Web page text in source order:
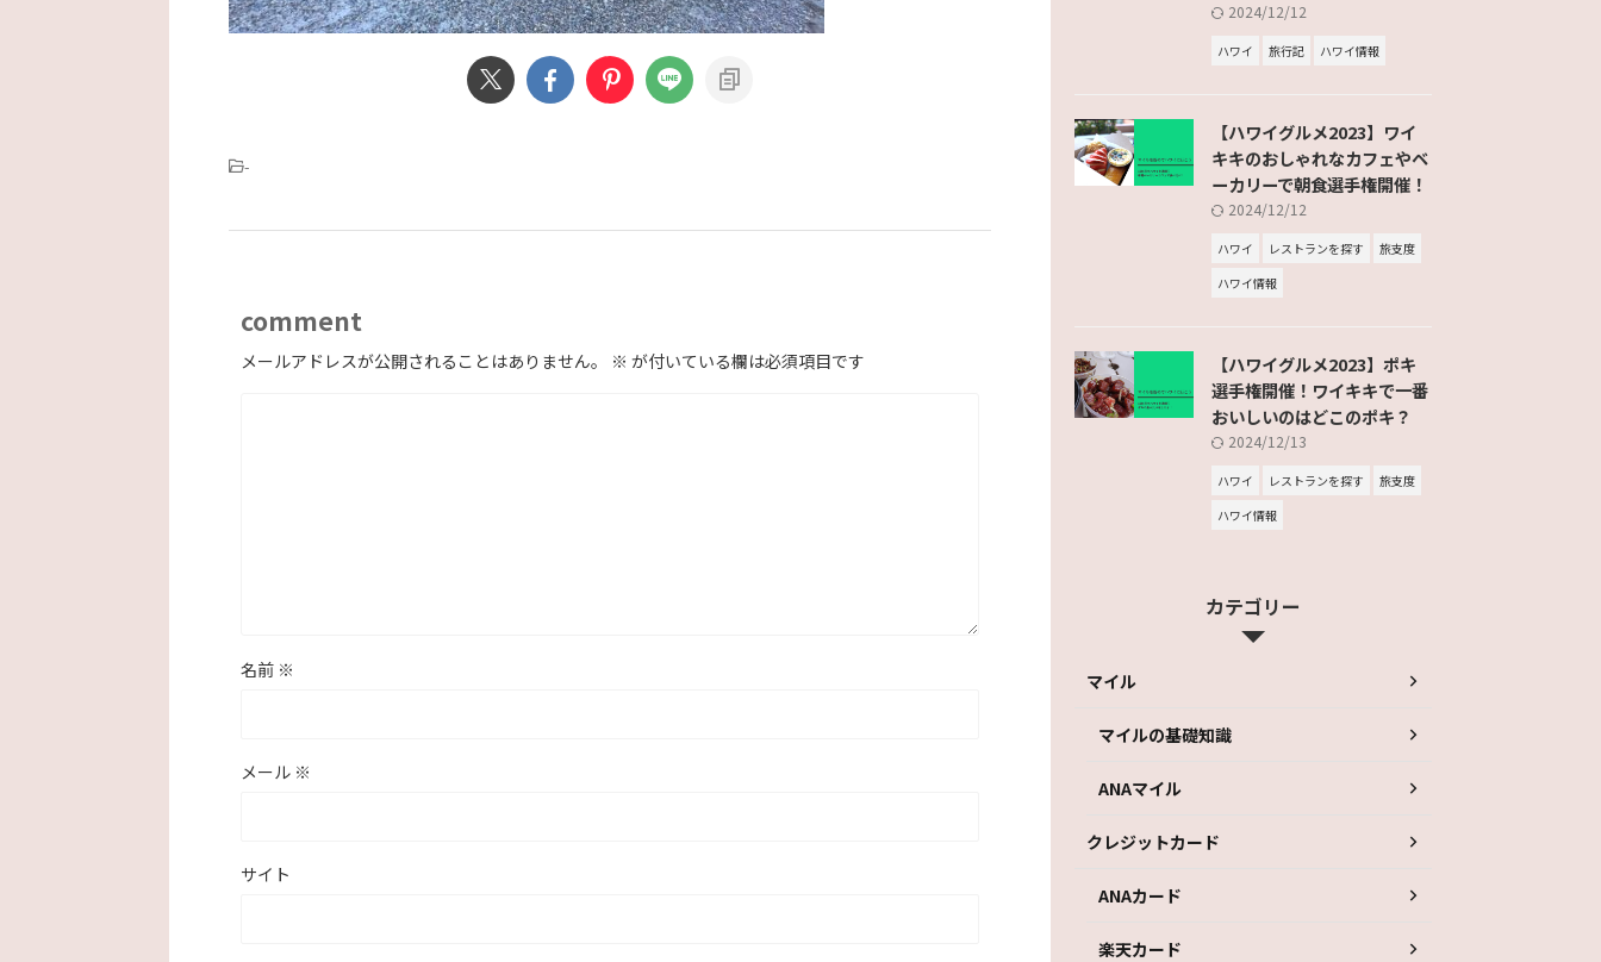
-
comment
メールアドレスが公開されることはありません。 ※ が付いている欄は必須項目です
名前 ※
メール ※
サイト
2024/12/12
ハワイ 旅行記 ハワイ情報
【ハワイグルメ2023】ワイ
キキのおしゃれなカフェやベ
ーカリーで朝食選手権開催！
2024/12/12
ハワイ レストランを探す
旅支度
ハワイ情報
【ハワイグルメ2023】ポキ
選手権開催！ワイキキで一番
おいしいのはどこのポキ？
2024/12/13
ハワイ レストランを探す
旅支度
ハワイ情報
カテゴリー
マイル
マイルの基礎知識
ANAマイル
クレジットカード
ANAカード
楽天カード